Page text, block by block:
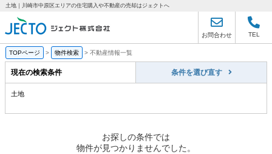
土地｜川崎市中原区エリアの住宅購入や不動産の売却はジェクトへ
お問合わせ TEL
TOPページ > 物件検索 > 不動産情報一覧
現在の検索条件 条件を選び直す
土地
お探しの条件では
物件が見つかりませんでした。